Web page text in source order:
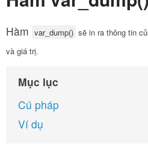
Hàm var_dump() sẽ in ra thông tin
và giá trị.
Mục lục
Cú pháp
Ví dụ